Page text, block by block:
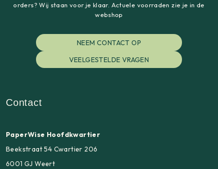
orders? Wij staan voor je klaar. Actuele voorraden zie je in de
webshop
NEEM CONTACT OP
VEELGESTELDE VRAGEN
Contact
PaperWise Hoofdkwartier
Beekstraat 54 Cwartier 206
6001 GJ Weert